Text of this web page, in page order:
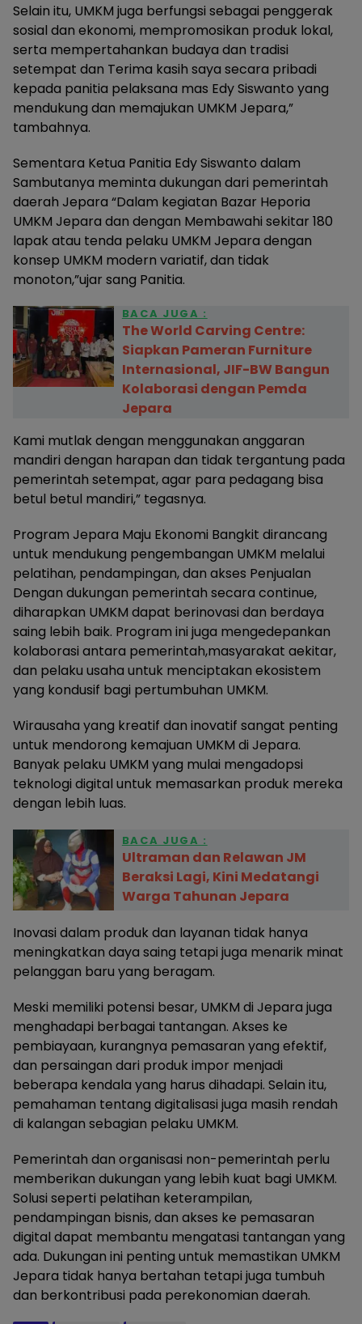
Selain itu, UMKM juga berfungsi sebagai penggerak
sosial dan ekonomi, mempromosikan produk lokal,
serta mempertahankan budaya dan tradisi
setempat dan Terima kasih saya secara pribadi
kepada panitia pelaksana mas Edy Siswanto yang
mendukung dan memajukan UMKM Jepara,”
tambahnya.
Sementara Ketua Panitia Edy Siswanto dalam
Sambutanya meminta dukungan dari pemerintah
daerah Jepara “Dalam kegiatan Bazar Heporia
UMKM Jepara dan dengan Membawahi sekitar 180
lapak atau tenda pelaku UMKM Jepara dengan
konsep UMKM modern variatif, dan tidak
monoton,”ujar sang Panitia.
BACA JUGA :
The World Carving Centre:
Siapkan Pameran Furniture
Internasional, JIF-BW Bangun
Kolaborasi dengan Pemda
Jepara
Kami mutlak dengan menggunakan anggaran
mandiri dengan harapan dan tidak tergantung pada
pemerintah setempat, agar para pedagang bisa
betul betul mandiri,” tegasnya.
Program Jepara Maju Ekonomi Bangkit dirancang
untuk mendukung pengembangan UMKM melalui
pelatihan, pendampingan, dan akses Penjualan
Dengan dukungan pemerintah secara continue,
diharapkan UMKM dapat berinovasi dan berdaya
saing lebih baik. Program ini juga mengedepankan
kolaborasi antara pemerintah,masyarakat aekitar,
dan pelaku usaha untuk menciptakan ekosistem
yang kondusif bagi pertumbuhan UMKM.
Wirausaha yang kreatif dan inovatif sangat penting
untuk mendorong kemajuan UMKM di Jepara.
Banyak pelaku UMKM yang mulai mengadopsi
teknologi digital untuk memasarkan produk mereka
dengan lebih luas.
BACA JUGA :
Ultraman dan Relawan JM
Beraksi Lagi, Kini Medatangi
Warga Tahunan Jepara
Inovasi dalam produk dan layanan tidak hanya
meningkatkan daya saing tetapi juga menarik minat
pelanggan baru yang beragam.
Meski memiliki potensi besar, UMKM di Jepara juga
menghadapi berbagai tantangan. Akses ke
pembiayaan, kurangnya pemasaran yang efektif,
dan persaingan dari produk impor menjadi
beberapa kendala yang harus dihadapi. Selain itu,
pemahaman tentang digitalisasi juga masih rendah
di kalangan sebagian pelaku UMKM.
Pemerintah dan organisasi non-pemerintah perlu
memberikan dukungan yang lebih kuat bagi UMKM.
Solusi seperti pelatihan keterampilan,
pendampingan bisnis, dan akses ke pemasaran
digital dapat membantu mengatasi tantangan yang
ada. Dukungan ini penting untuk memastikan UMKM
Jepara tidak hanya bertahan tetapi juga tumbuh
dan berkontribusi pada perekonomian daerah.